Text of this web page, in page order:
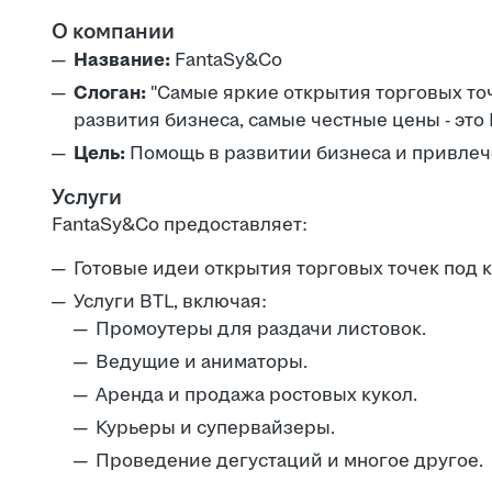
О компании
Название: FantaSy&Co
Слоган: "Самые яркие открытия торговых
развития бизнеса, самые честные цены -
Цель: Помощь в развитии бизнеса и
Услуги
FantaSy&Co предоставляет:
Готовые идеи открытия торговых точек под
Услуги BTL, включая:
Промоутеры для раздачи листовок.
Ведущие и аниматоры.
Аренда и продажа ростовых кукол.
Курьеры и супервайзеры.
Проведение дегустаций и многое другое.